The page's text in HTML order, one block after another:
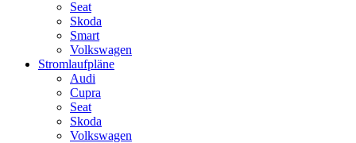
Seat
Skoda
Smart
Volkswagen
Stromlaufpläne
Audi
Cupra
Seat
Skoda
Volkswagen